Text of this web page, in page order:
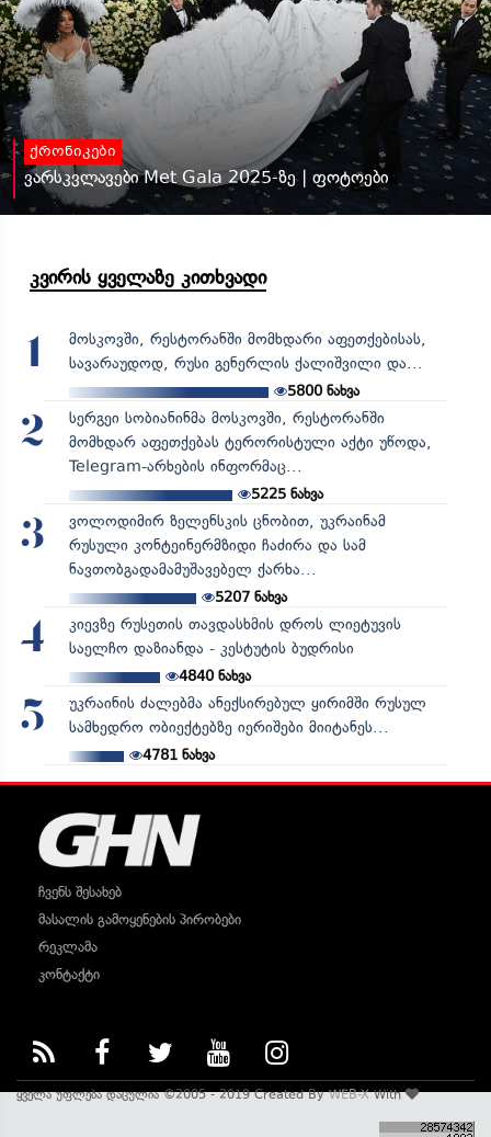
ქრონიკები
ვარსკვლავები Met Gala 2025-ზე | ფოტოები
კვირის ყველაზე კითხვადი
1
მოსკოვში, რესტორანში მომხდარი აფეთქებისას,
სავარაუდოდ, რუსი გენერლის ქალიშვილი და...
5800ნახვა
2
სერგეი სობიანინმა მოსკოვში, რესტორანში
მომხდარ აფეთქებას ტერორისტული აქტი უწოდა,
Telegram-არხების ინფორმაც...
5225ნახვა
3
ვოლოდიმირ ზელენსკის ცნობით, უკრაინამ
რუსული კონტეინერმზიდი ჩაძირა და სამ
ნავთობგადამამუშავებელ ქარხა...
5207ნახვა
4
კიევზე რუსეთის თავდასხმის დროს ლიეტუვის
საელჩო დაზიანდა - კესტუტის ბუდრისი
4840ნახვა
5
უკრაინის ძალებმა ანექსირებულ ყირიმში რუსულ
სამხედრო ობიექტებზე იერიშები მიიტანეს...
4781ნახვა
ჩვენს შესახებ
მასალის გამოყენების პირობები
რეკლამა
კონტაქტი
ყველა უფლება დაცულია ©2005 - 2019 Created ByWEB-XWith